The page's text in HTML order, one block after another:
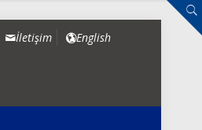
İletişim English